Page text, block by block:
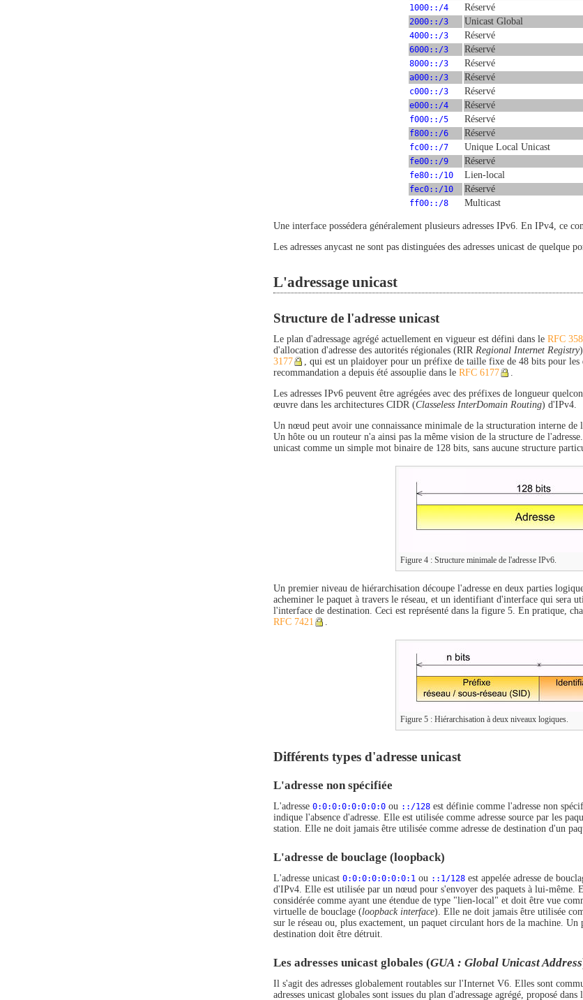
1000::/4
Réservé
2000::/3
Unicast Global
4000::/3
Réservé
6000::/3
Réservé
8000::/3
Réservé
a000::/3
Réservé
c000::/3
Réservé
e000::/4
Réservé
f000::/5
Réservé
f800::/6
Réservé
fc00::/7
Unique Local Unicast
fe00::/9
Réservé
fe80::/10
Lien-local
fec0::/10
Réservé
ff00::/8
Multicast
Une interface possédera généralement plusieurs adresses IPv6. En IPv4, ce
Les adresses anycast ne sont pas distinguées des adresses unicast de quelque
L'adressage unicast
Structure de l'adresse unicast
Le plan d'adressage agrégé actuellement en vigueur est défini dans le RFC
d'allocation d'adresse des autorités régionales (RIR Regional Internet Registry
3177
, qui est un plaidoyer pour un préfixe de taille fixe de 48 bits pour les
recommandation a depuis été assouplie dans le RFC 6177
.
Les adresses IPv6 peuvent être agrégées avec des préfixes de longueur
œuvre dans les architectures CIDR (Classeless InterDomain Routing) d'IPv4.
Un nœud peut avoir une connaissance minimale de la structuration interne de
Un hôte ou un routeur n'a ainsi pas la même vision de la structure de
unicast comme un simple mot binaire de 128 bits, sans aucune structure
Figure 4 : Structure minimale de l'adresse IPv6.
Un premier niveau de hiérarchisation découpe l'adresse en deux parties
acheminer le paquet à travers le réseau, et un identifiant d'interface qui sera
l'interface de destination. Ceci est représenté dans la figure 5. En pratique,
RFC 7421
Figure 5 : Hiérarchisation à deux niveaux logiques.
Différents types d'adresse unicast
L'adresse non spécifiée
L'adresse 0:0:0:0:0:0:0:0 ou ::/128 est définie comme l'adresse non
indique l'absence d'adresse. Elle est utilisée comme adresse source par les
station. Elle ne doit jamais être utilisée comme adresse de destination d'un
L'adresse de bouclage (loopback)
L'adresse unicast 0:0:0:0:0:0:0:1 ou ::1/128 est appelée adresse de
d'IPv4. Elle est utilisée par un nœud pour s'envoyer des paquets à lui-même.
considérée comme ayant une étendue de type "lien-local" et doit être vue
virtuelle de bouclage (loopback interface). Elle ne doit jamais être utilisée
sur le réseau ou, plus exactement, un paquet circulant hors de la machine. Un
destination doit être détruit.
Les adresses unicast globales (GUA : Global Unicast Address
Il s'agit des adresses globalement routables sur l'Internet V6. Elles sont
adresses unicast globales sont issues du plan d'adressage agrégé, proposé dans